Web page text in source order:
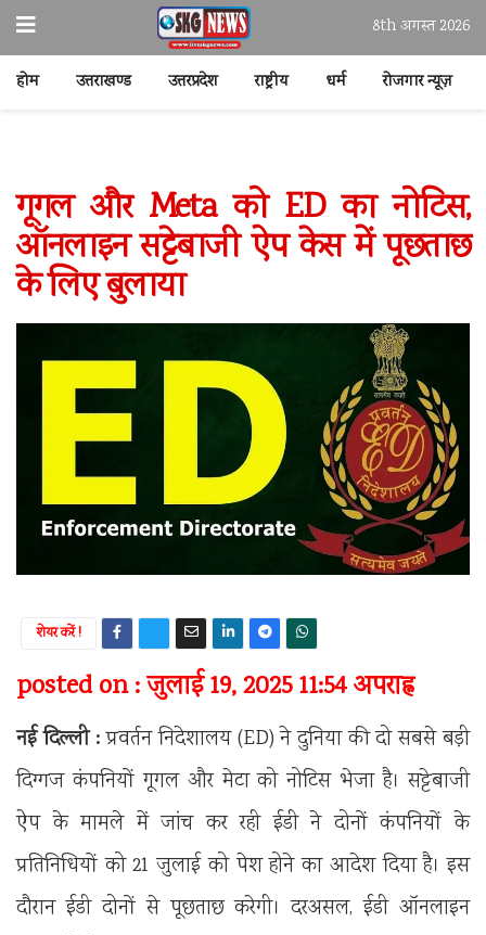
8th अगस्त 2026
होम उत्तराखण्ड उत्तरप्रदेश राष्ट्रीय धर्म रोजगार न्यूज़
गूगल और Meta को ED का नोटिस,
ऑनलाइन सट्टेबाजी ऐप केस में पूछताछ
के लिए बुलाया
शेयर करें !
posted on : जुलाई 19, 2025 11:54 अपराह्न
नई दिल्ली :प्रवर्तन निदेशालय (ED) ने दुनिया की दो सबसे बड़ी
दिग्गज कंपनियों गूगल और मेटा को नोटिस भेजा है। सट्टेबाजी
ऐप के मामले में जांच कर रही ईडी ने दोनों कंपनियों के
प्रतिनिधियों को 21 जुलाई को पेश होने का आदेश दिया है। इस
दौरान ईडी दोनों से पूछताछ करेगी। दरअसल, ईडी ऑनलाइन